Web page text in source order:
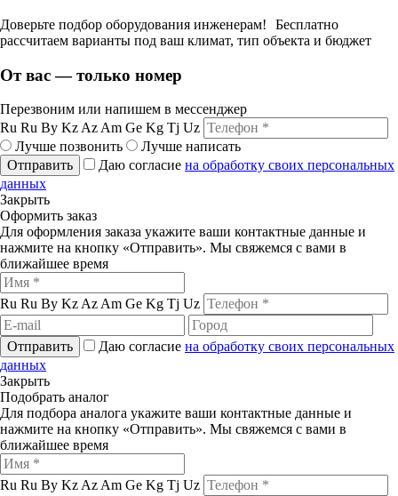
Доверьте подбор оборудования инженерам! Бесплатно
рассчитаем варианты под ваш климат, тип объекта и бюджет
От вас — только номер
Перезвоним или напишем в мессенджер
Ru Ru By Kz Az Am Ge Kg Tj Uz
Лучше позвонить
Лучше написать
Отправить
Даю согласие на обработку своих персональных
данных
Закрыть
Оформить заказ
Для оформления заказа укажите ваши контактные данные и
нажмите на кнопку «Отправить». Мы свяжемся с вами в
ближайшее время
Ru Ru By Kz Az Am Ge Kg Tj Uz
Отправить Даю согласие на обработку своих персональных
данных
Закрыть
Подобрать аналог
Для подбора аналога укажите ваши контактные данные и
нажмите на кнопку «Отправить». Мы свяжемся с вами в
ближайшее время
Ru Ru By Kz Az Am Ge Kg Tj Uz